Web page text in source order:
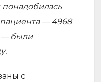
пациента — 4968
— были
с